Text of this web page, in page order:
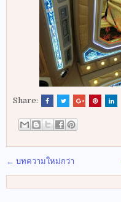
Share:
← บทความใหม่กว่า